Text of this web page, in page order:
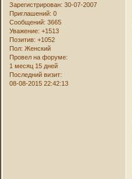
Зарегистрирован: 30-07-2007
Приглашений: 0
Сообщений: 3665
Уважение: +1513
Позитив: +1052
Пол: Женский
Провел на форуме:
1 месяц 15 дней
Последний визит:
08-08-2015 22:42:13